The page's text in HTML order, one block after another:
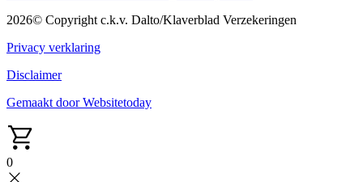
2026© Copyright c.k.v. Dalto/Klaverblad Verzekeringen
Privacy verklaring
Disclaimer
Gemaakt door Websitetoday
0